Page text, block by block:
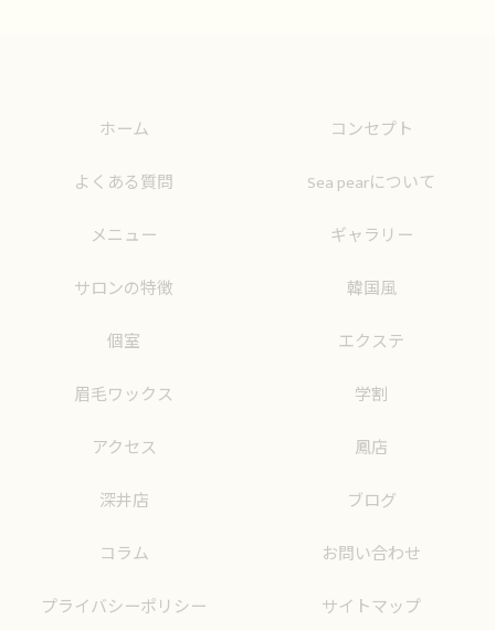
ホーム
コンセプト
よくある質問
Sea pearについて
メニュー
ギャラリー
サロンの特徴
韓国風
個室
エクステ
眉毛ワックス
学割
アクセス
鳳店
深井店
ブログ
コラム
お問い合わせ
プライバシーポリシー
サイトマップ